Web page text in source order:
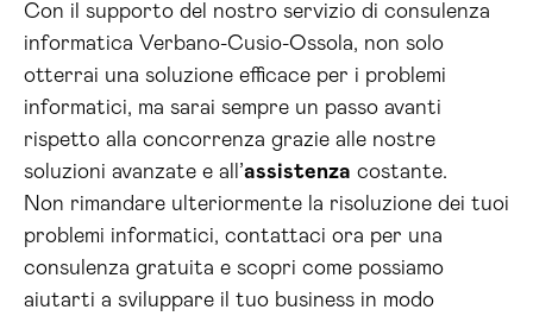
Con il supporto del nostro servizio di consulenza
informatica Verbano-Cusio-Ossola, non solo
otterrai una soluzione efficace per i problemi
informatici, ma sarai sempre un passo avanti
rispetto alla concorrenza grazie alle nostre
soluzioni avanzate e all’assistenza costante.
Non rimandare ulteriormente la risoluzione dei tuoi
problemi informatici, contattaci ora per una
consulenza gratuita e scopri come possiamo
aiutarti a sviluppare il tuo business in modo